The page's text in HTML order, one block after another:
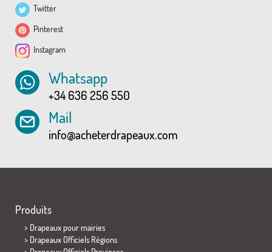
Twitter
Pinterest
Instagram
Whatsapp
+34 636 256 550
Mail
info@acheterdrapeaux.com
Produits
> Drapeaux pour mairies
> Drapeaux Officiels Régions